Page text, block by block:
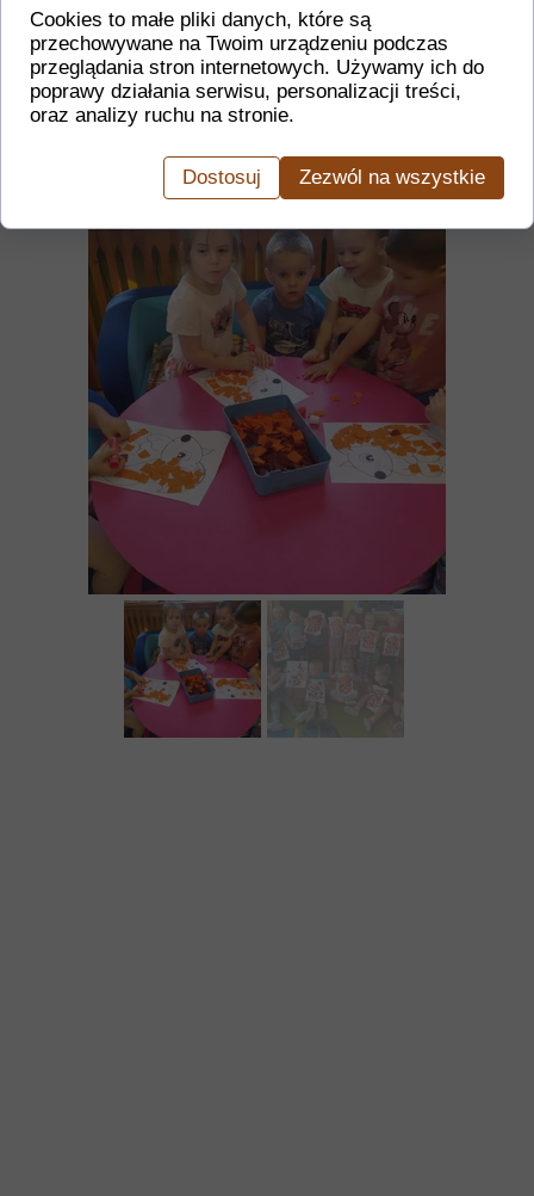
Cookies to małe pliki danych, które są
przechowywane na Twoim urządzeniu podczas
przeglądania stron internetowych. Używamy ich do
poprawy działania serwisu, personalizacji treści,
oraz analizy ruchu na stronie.
Dostosuj Zezwól na wszystkie